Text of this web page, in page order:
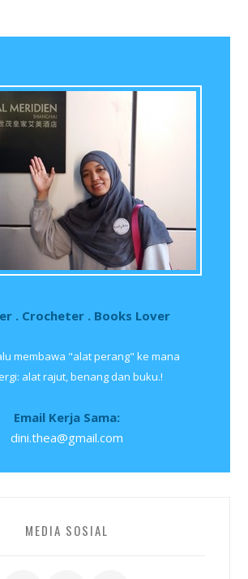
. Crocheter . Books Lover
membawa "alat perang" ke mana
alat rajut, benang dan buku.!
Email Kerja Sama:
dini.thea@gmail.com
MEDIA SOSIAL